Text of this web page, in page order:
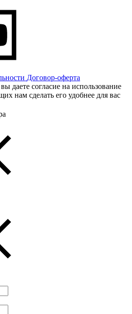
Договор-оферта
даете согласие на использование
нам сделать его удобнее для вас